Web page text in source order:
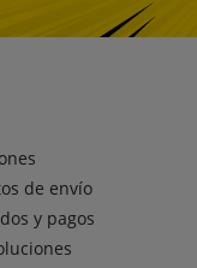
de envío
y pagos